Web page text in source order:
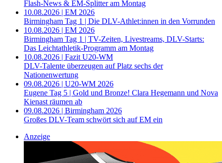
Flash-News & EM-Splitter am Montag
10.08.2026 | EM 2026
Birmingham Tag 1 | Die DLV-Athlet:innen in den Vorrunden
10.08.2026 | EM 2026
Birmingham Tag 1 | TV-Zeiten, Livestreams, DLV-Starts:
Das Leichtathletik-Programm am Montag
10.08.2026 | Fazit U20-WM
DLV-Talente überzeugen auf Platz sechs der
Nationenwertung
09.08.2026 | U20-WM 2026
Eugene Tag 5 | Gold und Bronze! Clara Hegemann und Nova
Kienast räumen ab
09.08.2026 | Birmingham 2026
Großes DLV-Team schwört sich auf EM ein
Anzeige